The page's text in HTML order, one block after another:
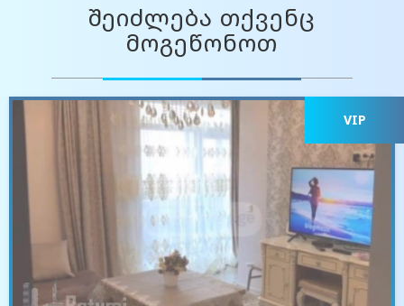
შეიძლება თქვენც
მოგეწონოთ
VIP